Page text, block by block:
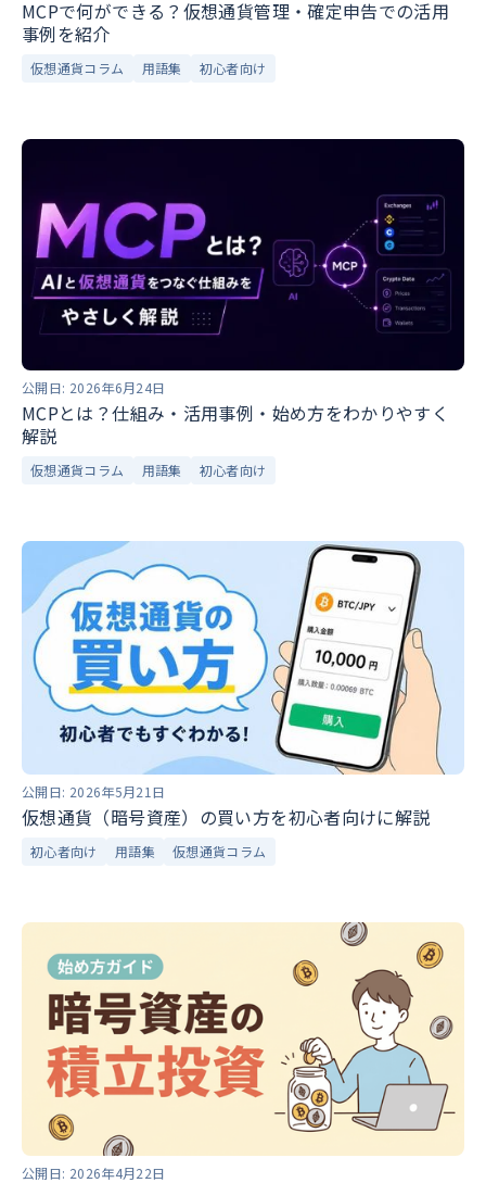
MCPで何ができる？仮想通貨管理・確定申告での活用
事例を紹介
仮想通貨コラム 用語集 初心者向け
公開日: 2026年6月24日
MCPとは？仕組み・活用事例・始め方をわかりやすく
解説
仮想通貨コラム 用語集 初心者向け
公開日: 2026年5月21日
仮想通貨（暗号資産）の買い方を初心者向けに解説
初心者向け 用語集 仮想通貨コラム
公開日: 2026年4月22日